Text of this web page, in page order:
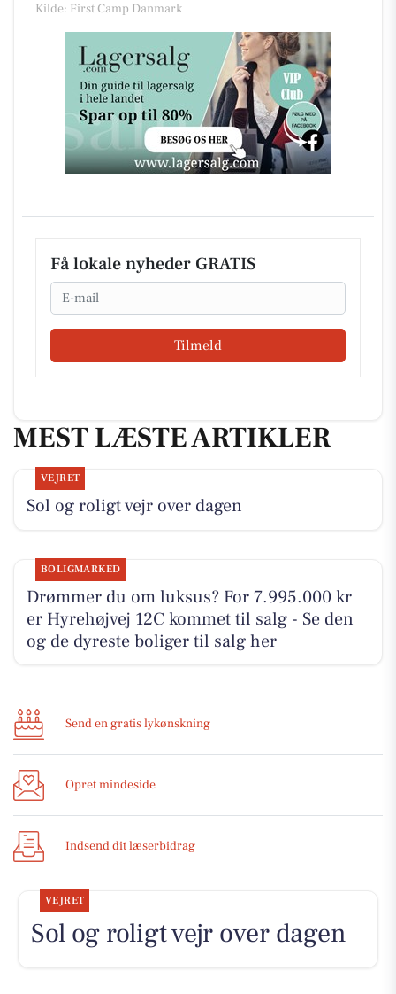
Kilde: First Camp Danmark
Få lokale nyheder GRATIS
Email
Tilmeld
MEST LÆSTE ARTIKLER
VEJRET
Sol og roligt vejr over dagen
BOLIGMARKED
Drømmer du om luksus? For 7.995.000 kr
er Hyrehøjvej 12C kommet til salg - Se den
og de dyreste boliger til salg her
Send en gratis lykønskning
Opret mindeside
Indsend dit læserbidrag
VEJRET
Sol og roligt vejr over dagen